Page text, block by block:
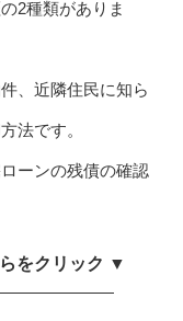
2種類がありま
、近隣住民に知ら
法です。
ーンの残債の確認
をクリック ▼